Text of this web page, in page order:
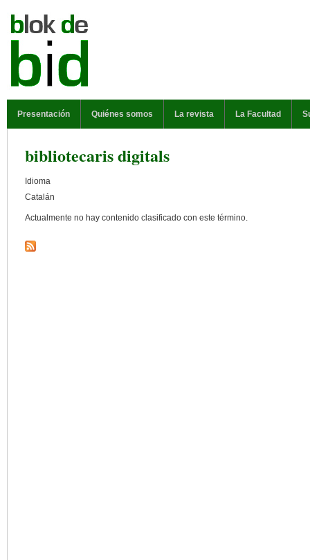
Presentación Quiénes somos La revista La Facultad
bibliotecaris digitals
Idioma
Catalán
Actualmente no hay contenido clasificado con este término.